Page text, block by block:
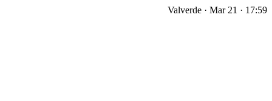
Valverde · Mar 21 · 17:59